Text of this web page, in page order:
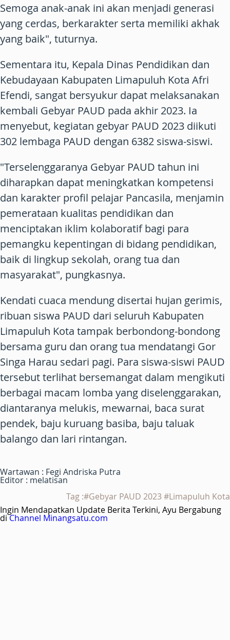
Semoga anak-anak ini akan menjadi generasi
yang cerdas, berkarakter serta memiliki akhak
yang baik", tuturnya.
Sementara itu, Kepala Dinas Pendidikan dan
Kebudayaan Kabupaten Limapuluh Kota Afri
Efendi, sangat bersyukur dapat melaksanakan
kembali Gebyar PAUD pada akhir 2023. Ia
menyebut, kegiatan gebyar PAUD 2023 diikuti
302 lembaga PAUD dengan 6382 siswa-siswi.
"Terselenggaranya Gebyar PAUD tahun ini
diharapkan dapat meningkatkan kompetensi
dan karakter profil pelajar Pancasila, menjamin
pemerataan kualitas pendidikan dan
menciptakan iklim kolaboratif bagi para
pemangku kepentingan di bidang pendidikan,
baik di lingkup sekolah, orang tua dan
masyarakat", pungkasnya.
Kendati cuaca mendung disertai hujan gerimis,
ribuan siswa PAUD dari seluruh Kabupaten
Limapuluh Kota tampak berbondong-bondong
bersama guru dan orang tua mendatangi Gor
Singa Harau sedari pagi. Para siswa-siswi PAUD
tersebut terlihat bersemangat dalam mengikuti
berbagai macam lomba yang diselenggarakan,
diantaranya melukis, mewarnai, baca surat
pendek, baju kuruang basiba, baju taluak
balango dan lari rintangan.
Wartawan : Fegi Andriska Putra
Editor : melatisan
Tag :#Gebyar PAUD 2023 #Limapuluh Kota
Ingin Mendapatkan Update Berita Terkini, Ayu Bergabung
diChannel Minangsatu.com